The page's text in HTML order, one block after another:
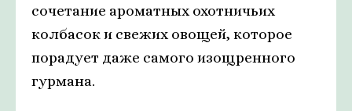
сочетание ароматных охотничьих
колбасок и свежих овощей, которое
порадует даже самого изощренного
гурмана.